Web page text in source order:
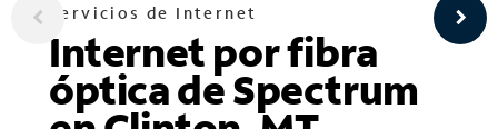
Servicios de Internet
Internet por fibra
óptica de Spectrum